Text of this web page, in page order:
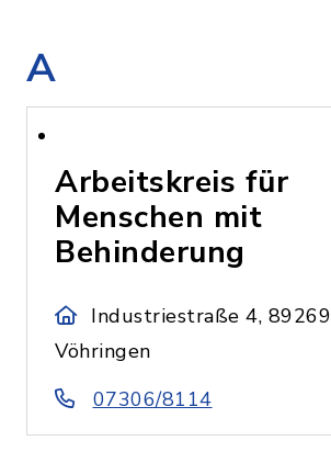
A
Arbeitskreis für
Menschen mit
Behinderung
Industriestraße 4, 89269
Vöhringen
07306/8114